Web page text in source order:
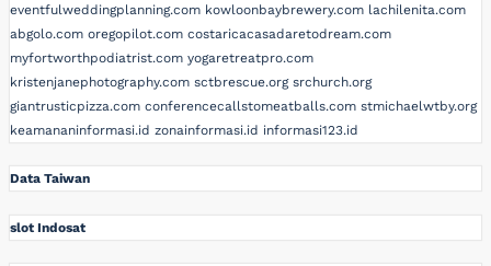
eventfulweddingplanning.com kowloonbaybrewery.com lachilenita.com
abgolo.com oregopilot.com costaricacasadaretodream.com
myfortworthpodiatrist.com yogaretreatpro.com
kristenjanephotography.com sctbrescue.org srchurch.org
giantrusticpizza.com conferencecallstomeatballs.com stmichaelwtby.org
keamananinformasi.id zonainformasi.id informasi123.id
Data Taiwan
slot Indosat